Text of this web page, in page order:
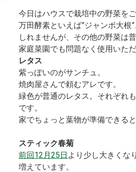
今日はハウスで栽培中の野菜をご
万田酵素といえば”ジャンボ大根
しれませんが、その他の野菜は
家庭菜園でも問題なく使用いただ
レタス
紫っぽいのがサンチュ。
焼肉屋さんで頼むアレです。
緑色が普通のレタス。それぞれ
です。
家でちょっと葉物が準備できる
スティック春菊
前回12月25日 より少し大きくな
増えています。